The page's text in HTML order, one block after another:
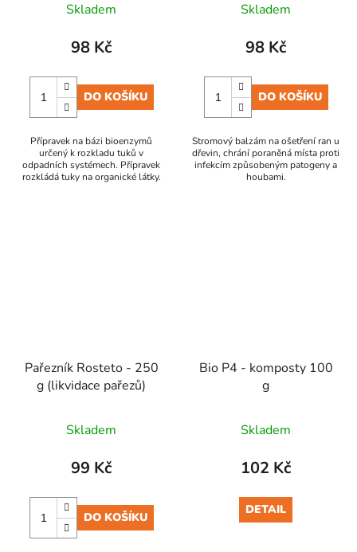
Skladem
98 Kč
DO KOŠÍKU
Přípravek na bázi bioenzymů
určený k rozkladu tuků v
odpadních systémech. Přípravek
rozkládá tuky na organické látky.
Skladem
98 Kč
DO KOŠÍKU
Stromový balzám na ošetření ran u
dřevin, chrání poraněná místa proti
infekcím způsobeným patogeny a
houbami.
Pařezník Rosteto - 250
g (likvidace pařezů)
Skladem
99 Kč
DO KOŠÍKU
Bio P4 - komposty 100
g
Skladem
102 Kč
DETAIL